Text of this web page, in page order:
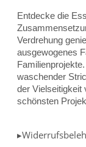
Entdecke die
Verdrehung
ausgewogenes
waschender
der Vielseitigkeit
schönsten